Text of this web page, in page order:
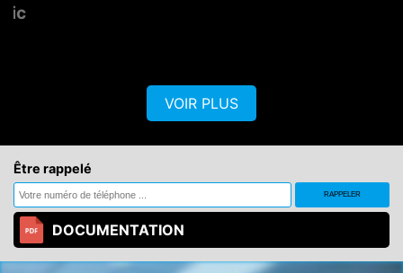
VOIR PLUS
Être rappelé
DOCUMENTATION